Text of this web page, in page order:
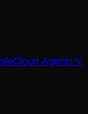
Cloud Agentsダ